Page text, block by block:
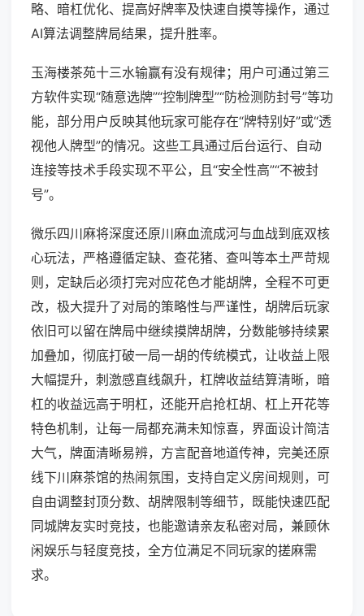
略、暗杠优化、提高好牌率及快速自摸等操作，通过
AI算法调整牌局结果，提升胜率。
玉海楼茶苑十三水输赢有没有规律；用户可通过第三
方软件实现“随意选牌”“控制牌型”“防检测防封号”等功
能，部分用户反映其他玩家可能存在“牌特别好”或“透
视他人牌型”的情况。这些工具通过后台运行、自动
连接等技术手段实现不平公，且“安全性高”“不被封
号”。
微乐四川麻将深度还原川麻血流成河与血战到底双核
心玩法，严格遵循定缺、查花猪、查叫等本土严苛规
则，定缺后必须打完对应花色才能胡牌，全程不可更
改，极大提升了对局的策略性与严谨性，胡牌后玩家
依旧可以留在牌局中继续摸牌胡牌，分数能够持续累
加叠加，彻底打破一局一胡的传统模式，让收益上限
大幅提升，刺激感直线飙升，杠牌收益结算清晰，暗
杠的收益远高于明杠，还能开启抢杠胡、杠上开花等
特色机制，让每一局都充满未知惊喜，界面设计简洁
大气，牌面清晰易辨，方言配音地道传神，完美还原
线下川麻茶馆的热闹氛围，支持自定义房间规则，可
自由调整封顶分数、胡牌限制等细节，既能快速匹配
同城牌友实时竞技，也能邀请亲友私密对局，兼顾休
闲娱乐与轻度竞技，全方位满足不同玩家的搓麻需
求。